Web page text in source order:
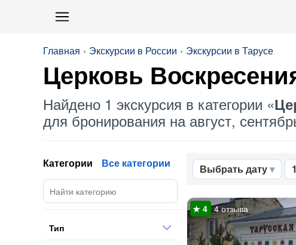
Главная Экскурсии в России Экскурсии в Тарусе
Церковь
Найдено 1 экскурсия в категории «
для бронирования на август,
Выбрать дату
4 отзыва
Категории Все категории
Тип